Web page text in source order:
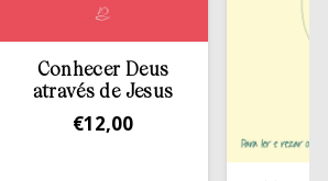
Conhecer Deus
através de Jesus
12,00